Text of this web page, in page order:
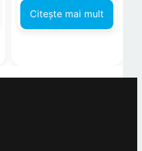
Citește mai mult